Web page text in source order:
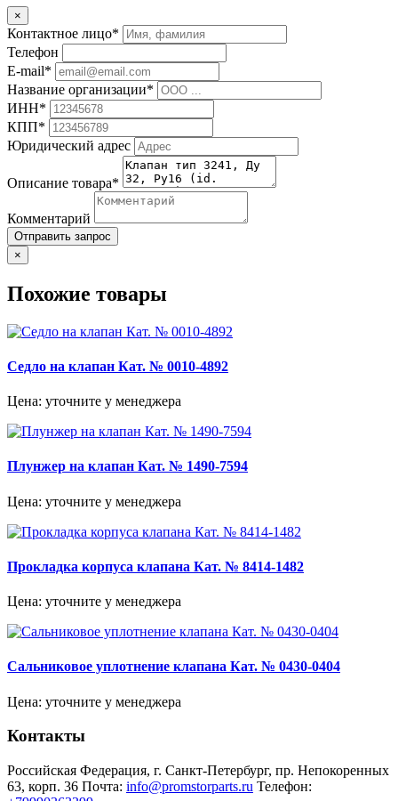
×
Контактное лицо*
Телефон
E-mail*
Название организации*
ИНН*
КПП*
Юридический адрес
Описание товара*
Комментарий
Отправить запрос
×
Похожие товары
Седло на клапан Кат. № 0010-4892
Цена: уточните у менеджера
Плунжер на клапан Кат. № 1490-7594
Цена: уточните у менеджера
Прокладка корпуса клапана Кат. № 8414-1482
Цена: уточните у менеджера
Сальниковое уплотнение клапана Кат. № 0430-0404
Цена: уточните у менеджера
Контакты
Российская Федерация, г. Санкт-Петербург, пр. Непокоренных
63, корп. 36 Почта: info@promstorparts.ru Телефон: